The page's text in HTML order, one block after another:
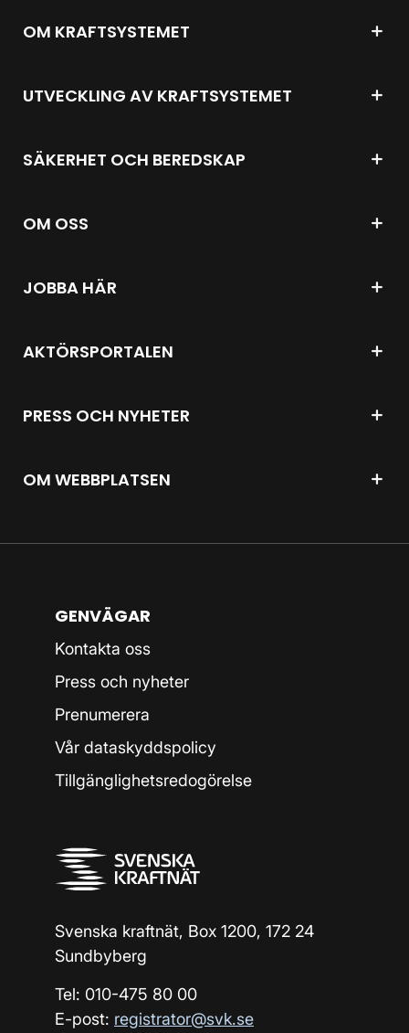
OM KRAFTSYSTEMET
UTVECKLING AV KRAFTSYSTEMET
SÄKERHET OCH BEREDSKAP
OM OSS
JOBBA HÄR
AKTÖRSPORTALEN
PRESS OCH NYHETER
OM WEBBPLATSEN
Svenska kraftnät, Box 1200, 172 24
Sundbyberg
Tel: 010-475 80 00
E-post: registrator@svk.se
GENVÄGAR
Kontakta oss
Press och nyheter
Prenumerera
Vår dataskyddspolicy
Tillgänglighetsredogörelse